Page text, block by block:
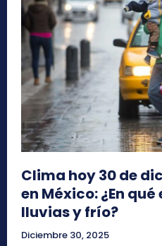
Clima hoy 30 de
en México: ¿En
lluvias y frío?
Diciembre 30, 2025